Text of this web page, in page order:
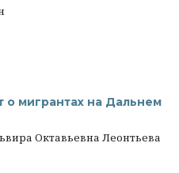
о мигрантах на Дальнем
Октавьевна Леонтьева